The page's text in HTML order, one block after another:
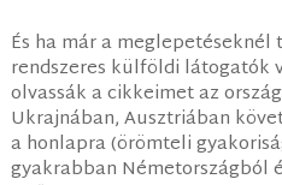
És ha már a
rendszeres külföldi látogatók
olvassák a cikkeimet az
Ukrajnában, Ausztriában
a honlapra (örömteli
gyakrabban Németországból